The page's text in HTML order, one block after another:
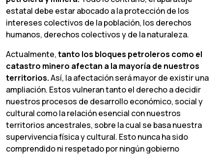
estatal debe estar abocado a la protección de los
intereses colectivos de la población, los derechos
humanos, derechos colectivos y de la naturaleza.
Actualmente,tanto los bloques petroleros como el
catastro minero afectan a la mayoría de nuestros
territorios.Así, la afectación será mayor de existir una
ampliación. Estos vulneran tanto el derecho a decidir
nuestros procesos de desarrollo económico, social y
cultural como la relación esencial con nuestros
territorios ancestrales, sobre la cual se basa nuestra
supervivencia física y cultural. Esto nunca ha sido
comprendido ni respetado por ningún gobierno